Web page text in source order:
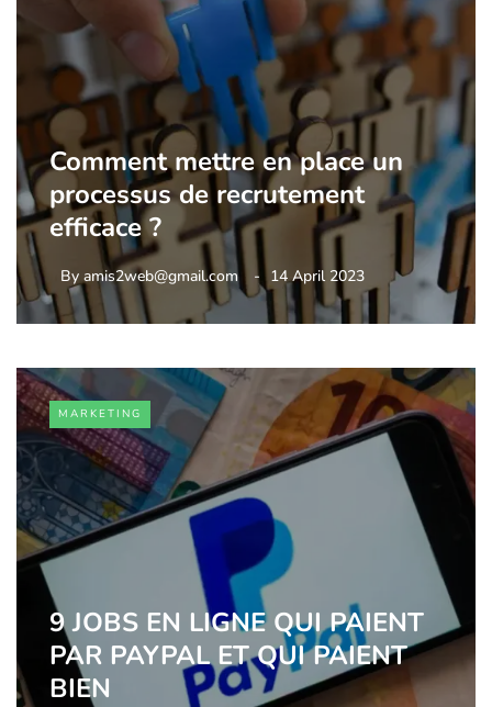
Comment mettre en place un
processus de recrutement
efficace ?
By amis2web@gmail.com 14 April 2023
MARKETING
9 JOBS EN LIGNE QUI PAIENT
PAR PAYPAL ET QUI PAIENT
BIEN